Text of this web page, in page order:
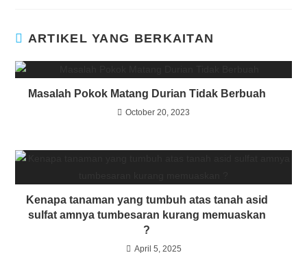
ARTIKEL YANG BERKAITAN
Masalah Pokok Matang Durian Tidak Berbuah
October 20, 2023
Kenapa tanaman yang tumbuh atas tanah asid
sulfat amnya tumbesaran kurang memuaskan
?
April 5, 2025